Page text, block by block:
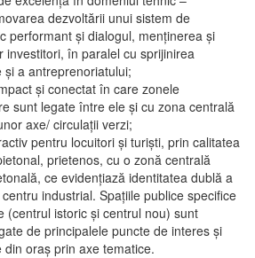
dezvoltării unui sistem de
performant şi dialogul, menţinerea şi
investitori, în paralel cu sprijinirea
şi a antreprenoriatului;
şi conectat în care zonele
sunt legate între ele şi cu zona centrală
axe/ circulații verzi;
pentru locuitori şi turişti, prin calitatea
prietenos, cu o zonă centrală
ce evidenţiază identitatea dublă a
industrial. Spaţiile publice specifice
(centrul istoric şi centrul nou) sunt
de principalele puncte de interes şi
oraş prin axe tematice.